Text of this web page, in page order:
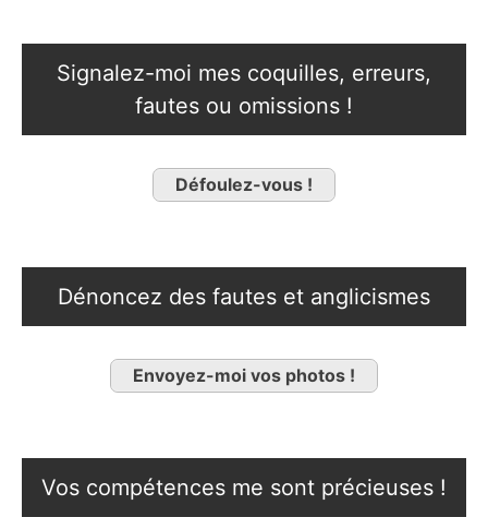
Signalez-moi mes coquilles, erreurs,
fautes ou omissions !
Défoulez-vous !
Dénoncez des fautes et anglicismes
Envoyez-moi vos photos !
Vos compétences me sont précieuses !